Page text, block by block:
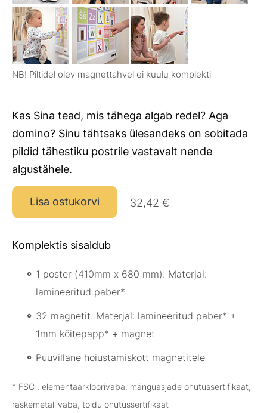
NB! Piltidel olev magnettahvel ei kuulu komplekti
Kas Sina tead, mis tähega algab redel? Aga
domino? Sinu tähtsaks ülesandeks on sobitada
pildid tähestiku postrile vastavalt nende
algustähele.
Lisa ostukorvi 32,42 €
Komplektis sisaldub
1 poster (410mm x 680 mm). Materjal:
lamineeritud paber*
32 magnetit. Materjal: lamineeritud paber* +
1mm köitepapp* + magnet
Puuvillane hoiustamiskott magnetitele
* FSC , elementaarkloorivaba, mänguasjade ohutussertifikaat,
raskemetallivaba, toidu ohutussertifikaat